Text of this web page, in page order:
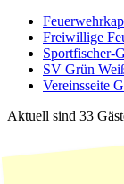
Freiwillige
Sportfischer-
SV Grün
Vereinsseite
Aktuell sind 33